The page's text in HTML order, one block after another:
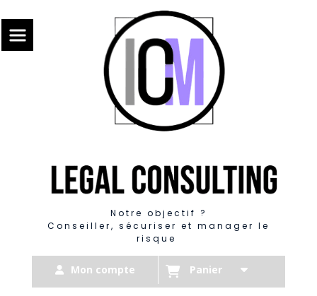
Notre objectif ?
Conseiller, sécuriser et manager le
risque
Mon compte Panier